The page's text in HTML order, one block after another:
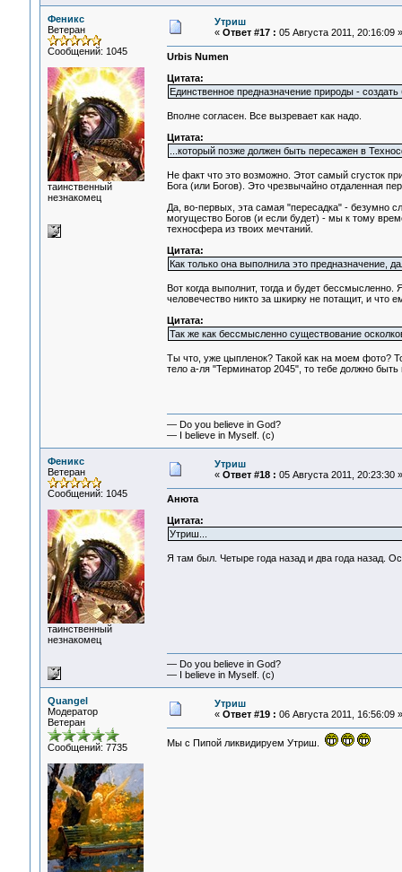
Феникс
Ветеран
Сообщений: 1045
таинственный
незнакомец
Утриш
« Ответ #17 : 05 Августа 2011, 20:16:09 »
Urbis Numen
Цитата:
Единственное предназначение природы -
Вполне согласен. Все вызревает как надо.
Цитата:
...который позже должен быть пересажен в
Не факт что это возможно. Этот самый сгусток
Бога (или Богов). Это чрезвычайно отдаленная
Да, во-первых, эта самая "пересадка" - безумно
могущество Богов (и если будет) - мы к тому
техносфера из твоих мечтаний.
Цитата:
Как только она выполнила это предназначение,
Вот когда выполнит, тогда и будет
человечество никто за шкирку не потащит, и что
Цитата:
Так же как бессмысленно существование
Ты что, уже цыпленок? Такой как на моем фото?
тело а-ля "Терминатор 2045", то тебе должно
— Do you believe in God?
— I believe in Myself. (c)
Феникс
Ветеран
Сообщений: 1045
таинственный
незнакомец
Утриш
« Ответ #18 : 05 Августа 2011, 20:23:30 »
Анюта
Цитата:
Утриш...
Я там был. Четыре года назад и два года назад.
— Do you believe in God?
— I believe in Myself. (c)
Quangel
Модератор
Ветеран
Сообщений: 7735
Утриш
« Ответ #19 : 06 Августа 2011, 16:56:09 »
Мы с Пипой ликвидируем Утриш.